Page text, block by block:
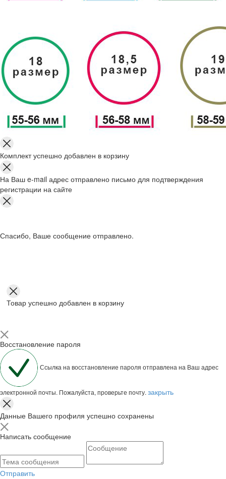
Комплект успешно добавлен в корзину
На Ваш e-mail адрес отправлено письмо для подтверждения
регистрации на сайте
Спасибо, Ваше сообщение отправлено.
Товар успешно добавлен в корзину
Восстановление пароля
Ссылка на восстановление пароля отправлена на Ваш адрес
электронной почты. Пожалуйста, проверьте почту. закрыть
Данные Вашего профиля успешно сохранены
Написать сообщение
Отправить